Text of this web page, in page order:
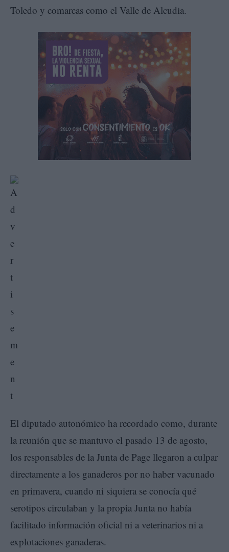
Toledo y comarcas como el Valle de Alcudia.
El diputado autonómico ha recordado como, durante
la reunión que se mantuvo el pasado 13 de agosto,
los responsables de la Junta de Page llegaron a culpar
directamente a los ganaderos por no haber vacunado
en primavera, cuando ni siquiera se conocía qué
serotipos circulaban y la propia Junta no había
facilitado información oficial ni a veterinarios ni a
explotaciones ganaderas.